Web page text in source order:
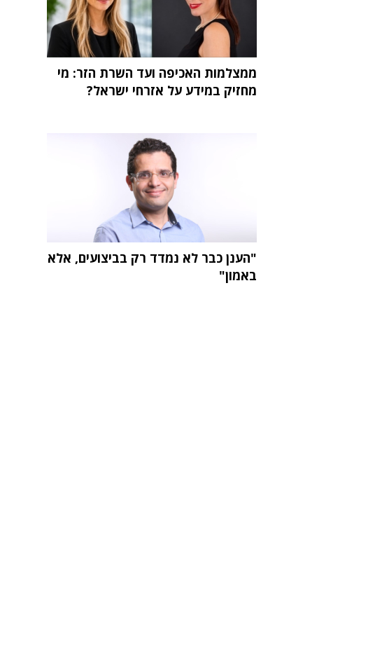
ממצלמות האכיפה ועד השרת הזר: מי
מחזיק במידע על אזרחי ישראל?
"הענן כבר לא נמדד רק בביצועים, אלא
באמון"